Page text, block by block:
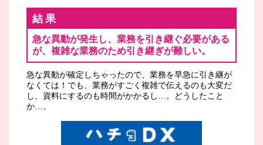
結果
急な異動が発生し、業務を引き継ぐ必要がある
が、複雑な業務のため引き継ぎが難しい。
急な異動が確定しちゃったので、業務を早急に引き継が
なくては！でも、業務がすごく複雑で伝えるのも大変だ
し、資料にするのも時間がかかるし…。どうしたこと
か…。